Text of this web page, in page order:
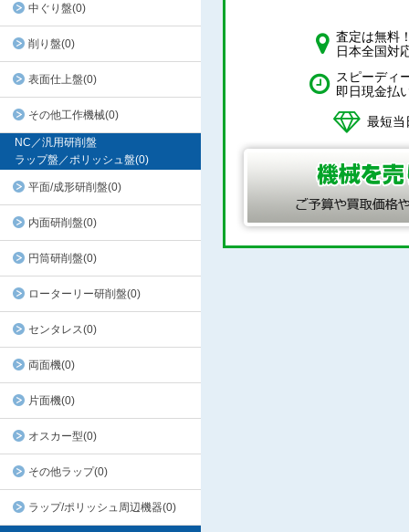
中ぐり盤(0)
削り盤(0)
表面仕上盤(0)
その他工作機械(0)
NC／汎用研削盤
ラップ盤／ポリッシュ盤(0)
平面/成形研削盤(0)
内面研削盤(0)
円筒研削盤(0)
ローターリー研削盤(0)
センタレス(0)
両面機(0)
片面機(0)
オスカー型(0)
その他ラップ(0)
ラップ/ポリッシュ周辺機器(0)
査定は無料
日本全国対
スピーディ
即日現金払
最短当